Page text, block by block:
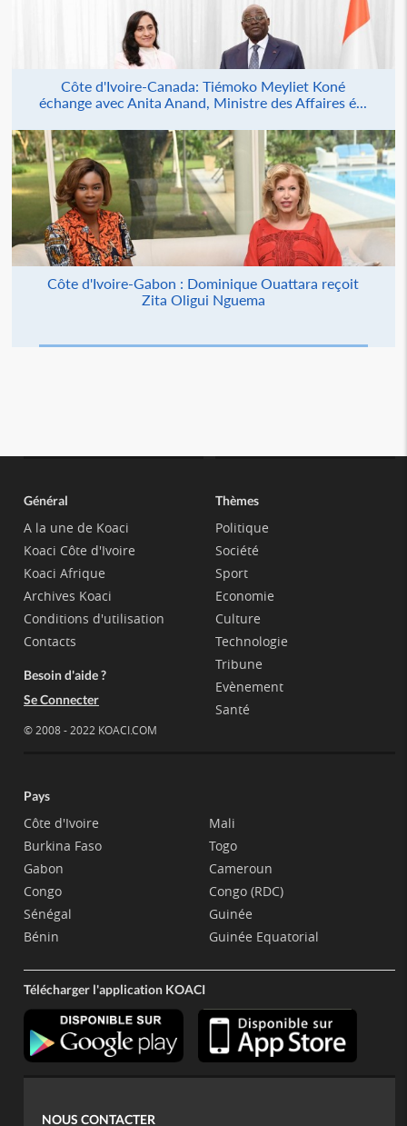
Côte d'Ivoire-Canada: Tiémoko Meyliet Koné
échange avec Anita Anand, Ministre des Affaires é...
Côte d'Ivoire-Gabon : Dominique Ouattara reçoit
Zita Oligui Nguema
Général
A la une de Koaci
Koaci Côte d'Ivoire
Koaci Afrique
Archives Koaci
Conditions d'utilisation
Contacts
Besoin d'aide ?
Se Connecter
© 2008 - 2022 KOACI.COM
Thèmes
Politique
Société
Sport
Economie
Culture
Technologie
Tribune
Evènement
Santé
Pays
Côte d'Ivoire
Burkina Faso
Gabon
Congo
Sénégal
Bénin
Mali
Togo
Cameroun
Congo (RDC)
Guinée
Guinée Equatorial
Télécharger l'application KOACI
NOUS CONTACTER